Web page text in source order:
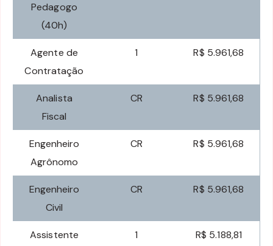
Pedagogo
(40h)
Agente de
Contratação
1 R$ 5.961,68
Analista
Fiscal
CR R$ 5.961,68
Engenheiro
Agrônomo
CR R$ 5.961,68
Engenheiro
Civil
CR R$ 5.961,68
Assistente
1 R$ 5.188,81